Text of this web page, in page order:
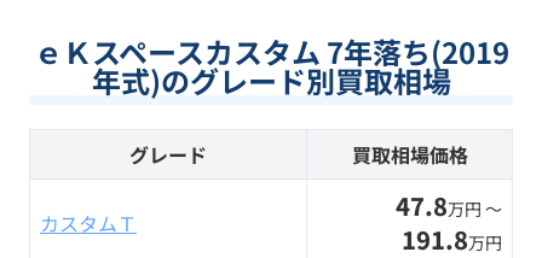
ｅＫスペースカスタム 7年落ち(2019
年式)のグレード別買取相場
グレード 買取相場価格
カスタムＴ 47.8万円 〜
191.8万円